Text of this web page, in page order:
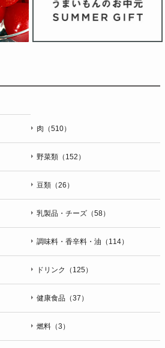
肉（510）
野菜類（152）
豆類（26）
乳製品・チーズ（58）
調味料・香辛料・油（114）
ドリンク（125）
健康食品（37）
燃料（3）